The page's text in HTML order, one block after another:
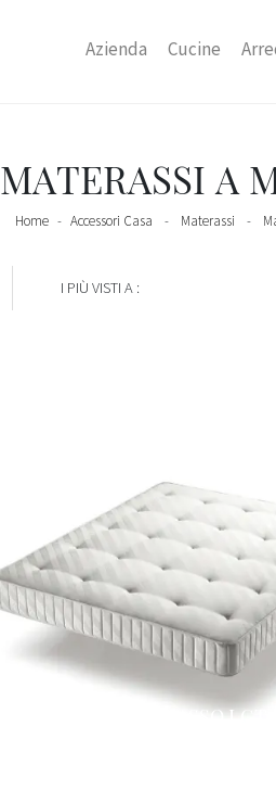
Azienda Cucine
MATERASSI A
Home - Accessori Casa - Materassi -
I PIÙ VISTI A :
MATERASSO LGT